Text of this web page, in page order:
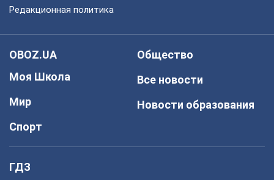
Редакционная политика
OBOZ.UA
Моя Школа
Мир
Спорт
Общество
Все новости
Новости образования
ГДЗ